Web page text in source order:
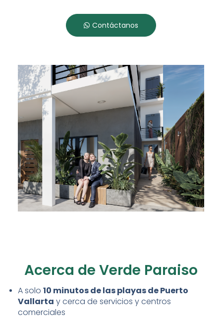
Contáctanos
Acerca de Verde Paraiso
A solo 10 minutos de las playas de Puerto
Vallarta y cerca de servicios y centros
comerciales